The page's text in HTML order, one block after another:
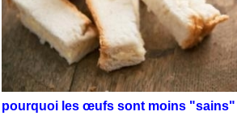
pourquoi les œufs sont moins "sains"